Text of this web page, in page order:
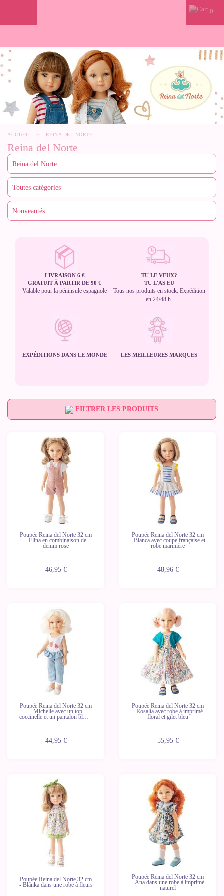
0
ACCUEIL > REINA DEL NORTE
Reina del Norte
LIVRAISON 6 €
GRATUIT À PARTIR DE 90 €
Valable pour la péninsule espagnole
TU LE VEUX?
TU L'AS EU
Tous nos produits en stock. Expédition
en 24/48 h.
EXPÉDITIONS DANS LE MONDE LES MEILLEURES MARQUES
FILTRER LES PRODUITS
Poupée Reina del Norte 32 cm
- Elina en combinaison de
denim rose
46,95 €
Poupée Reina del Norte 32 cm
- Blanca avec coupe française et
robe marinière
48,96 €
Poupée Reina del Norte 32 cm
- Michelle avec un top
coccinelle et un pantalon bleu à
pois
44,95 €
Poupée Reina del Norte 32 cm
- Rosalía avec robe à imprimé
floral et gilet bleu
55,95 €
Poupée Reina del Norte 32 cm
- Blanka dans une robe à fleurs
Poupée Reina del Norte 32 cm
- Ana dans une robe à imprimé
naturel